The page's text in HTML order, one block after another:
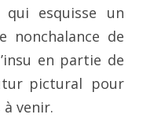
qui esquisse un
nonchalance de
en partie de
pictural pour
venir.